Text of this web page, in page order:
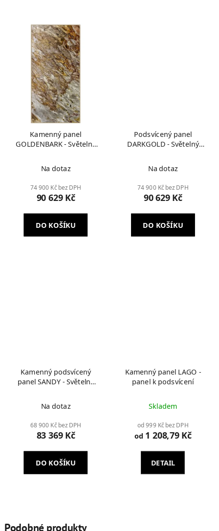
Kamenný panel
GOLDENBARK - Světelný
Na dotaz
74 900 Kč bez DPH
90 629 Kč
DO KOŠÍKU
Podsvícený panel
DARKGOLD - Světelný
Na dotaz
74 900 Kč bez DPH
90 629 Kč
DO KOŠÍKU
Kamenný podsvícený
panel SANDY - Světelný
Na dotaz
68 900 Kč bez DPH
83 369 Kč
DO KOŠÍKU
Kamenný panel LAGO -
panel k podsvícení
Skladem
od 999 Kč bez DPH
od 1 208,79 Kč
DETAIL
Podobné produkty